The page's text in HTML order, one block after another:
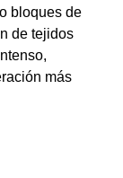
bloques de
de tejidos
más